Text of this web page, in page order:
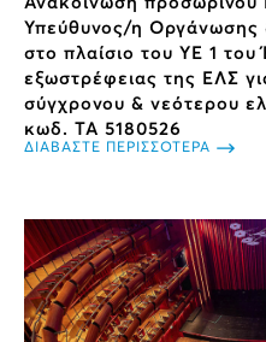
Υπεύθυνος/η Οργάνωσης
στο πλαίσιο του ΥΕ 1
εξωστρέφειας της ΕΛΣ
σύγχρονου & νεότερου
κωδ. ΤΑ 5180526
ΔΙΑΒΑΣΤΕ ΠΕΡΙΣΣΟΤΕΡΑ